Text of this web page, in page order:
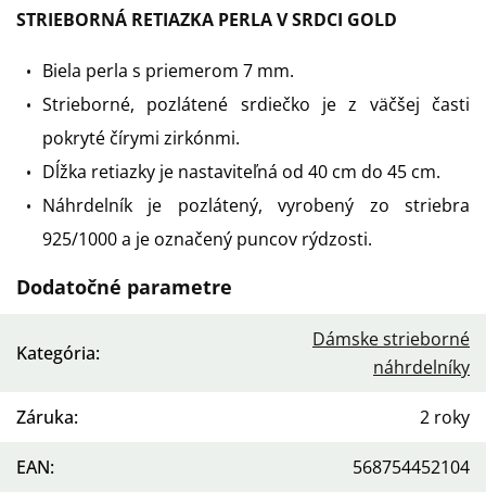
STRIEBORNÁ RETIAZKA PERLA V SRDCI GOLD
Biela perla s priemerom 7 mm.
Strieborné, pozlátené srdiečko je z väčšej časti
pokryté čírymi zirkónmi.
Dĺžka retiazky je nastaviteľná od 40 cm do 45 cm.
Náhrdelník je pozlátený, vyrobený zo striebra
925/1000 a je označený puncov rýdzosti.
Dodatočné parametre
Kategória:
Dámske strieborné
náhrdelníky
Záruka: 2 roky
EAN: 568754452104